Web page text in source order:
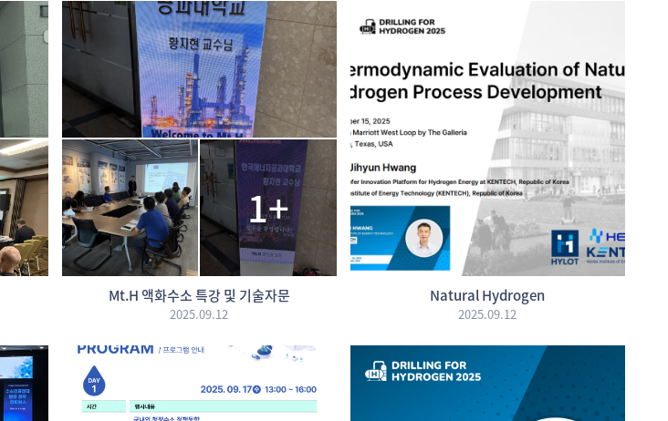
1+
Mt.H 액화수소 특강 및 기술자문
2025.09.12
Natural Hydrogen
2025.09.12